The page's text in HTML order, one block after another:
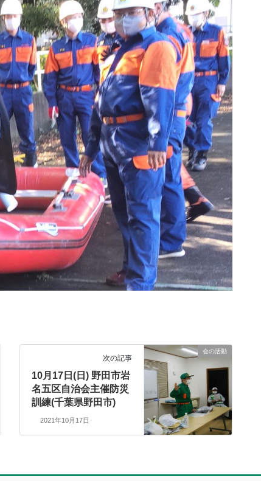
会の活動
次の記事
10月17日(日) 野田市岩
名五区自治会主催防災
訓練(千葉県野田市)
2021年10月17日